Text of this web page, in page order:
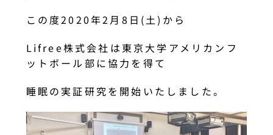
この度2020年2月8日(土)から
Lifree株式会社は東京大学アメリカンフ
ットボール部に協力を得て
睡眠の実証研究を開始いたしました。